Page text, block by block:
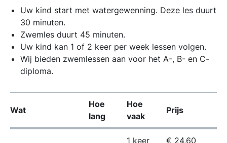
Uw kind start met watergewenning. Deze les duurt
30 minuten.
Zwemles duurt 45 minuten.
Uw kind kan 1 of 2 keer per week lessen volgen.
Wij bieden zwemlessen aan voor het A-, B- en C-
diploma.
Wat
Hoe
lang
Hoe
vaak
Prijs
1 keer € 24,60